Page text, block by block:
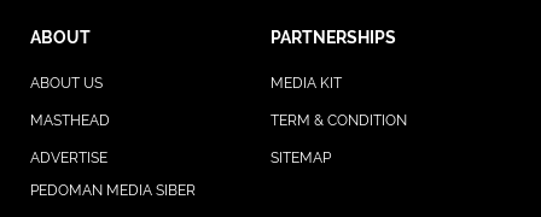
ABOUT PARTNERSHIPS
ABOUT US MEDIA KIT
MASTHEAD TERM & CONDITION
ADVERTISE
SITEMAP
PEDOMAN MEDIA SIBER